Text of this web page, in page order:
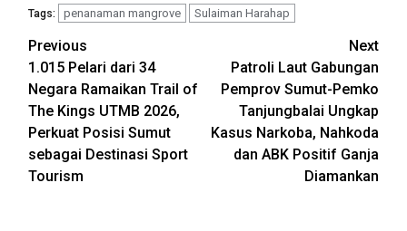
Tags: penanaman mangrove Sulaiman Harahap
Post
navigation
Previous
1.015 Pelari dari 34
Negara Ramaikan Trail of
The Kings UTMB 2026,
Perkuat Posisi Sumut
sebagai Destinasi Sport
Tourism
Next
Patroli Laut Gabungan
Pemprov Sumut-Pemko
Tanjungbalai Ungkap
Kasus Narkoba, Nahkoda
dan ABK Positif Ganja
Diamankan